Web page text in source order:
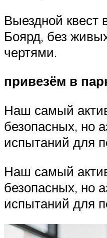
Выездной квест
Боярд, без
чертями.
привезём в
Наш самый
безопасных, но
испытаний для
Наш самый
безопасных, но
испытаний для